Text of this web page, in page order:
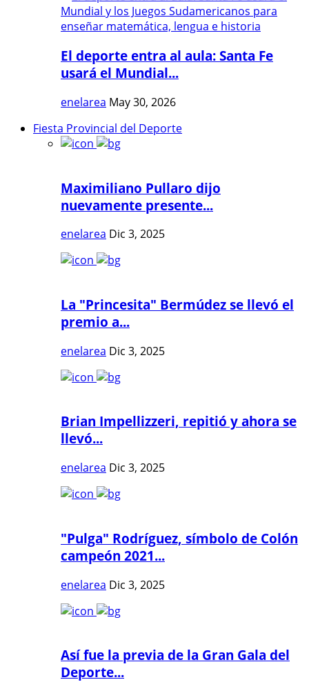
El deporte entra al aula: Santa Fe
usará el Mundial...
enelarea May 30, 2026
Fiesta Provincial del Deporte
Maximiliano Pullaro dijo
nuevamente presente...
enelarea Dic 3, 2025
La "Princesita" Bermúdez se llevó el
premio a...
enelarea Dic 3, 2025
Brian Impellizzeri, repitió y ahora se
llevó...
enelarea Dic 3, 2025
"Pulga" Rodríguez, símbolo de Colón
campeón 2021...
enelarea Dic 3, 2025
Así fue la previa de la Gran Gala del
Deporte...